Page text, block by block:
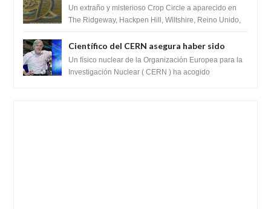
Unido 23 de junio 2016
Un extraño y misterioso Crop Circle a aparecido en
The Ridgeway, Hackpen Hill, Wiltshire, Reino Unido,
Científico del CERN asegura haber sido
ayudado por seres de luz durante una
prueba del Colisionador de Hadrones
Un físico nuclear de la Organización Europea para la
Investigación Nuclear ( CERN ) ha acogido